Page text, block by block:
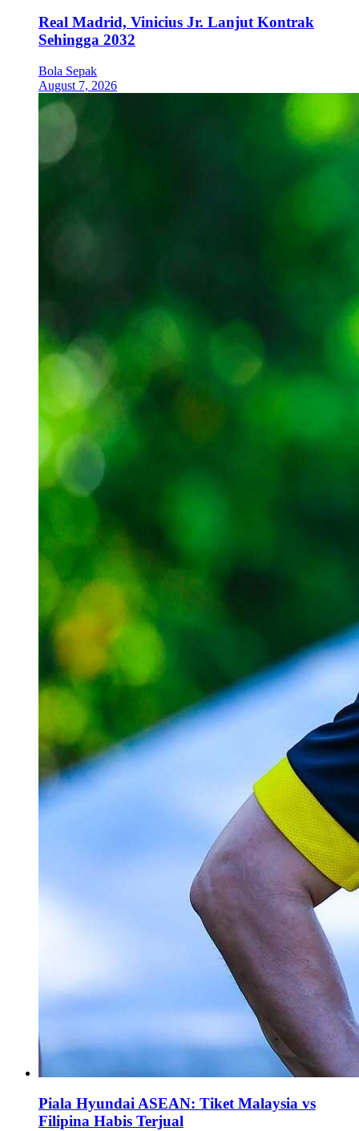
Real Madrid, Vinicius Jr. Lanjut Kontrak
Sehingga 2032
Bola Sepak
August 7, 2026
Piala Hyundai ASEAN: Tiket Malaysia vs
Filipina Habis Terjual